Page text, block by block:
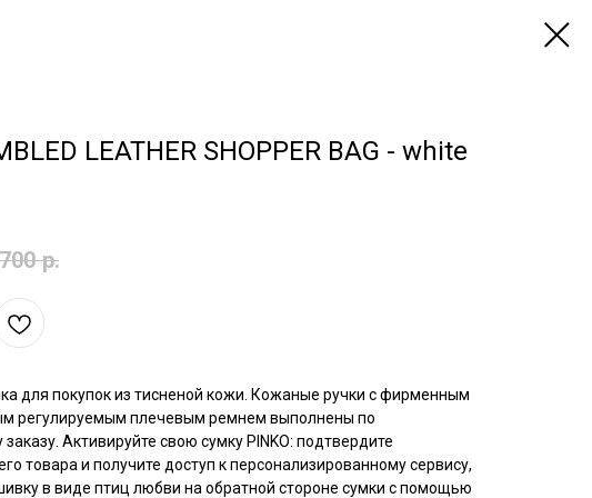
LEATHER SHOPPER BAG - white
р.
для покупок из тисненой кожи. Кожаные ручки с фирменным
регулируемым плечевым ремнем выполнены по
Активируйте свою сумку PINKO: подтвердите
товара и получите доступ к персонализированному сервису,
в виде птиц любви на обратной стороне сумки с помощью